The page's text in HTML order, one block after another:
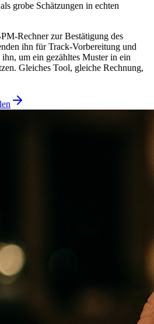
grobe Schätzungen in echten
Rechner zur Bestätigung des
ihn für Track-Vorbereitung und
um ein gezähltes Muster in ein
Gleiches Tool, gleiche Rechnung,